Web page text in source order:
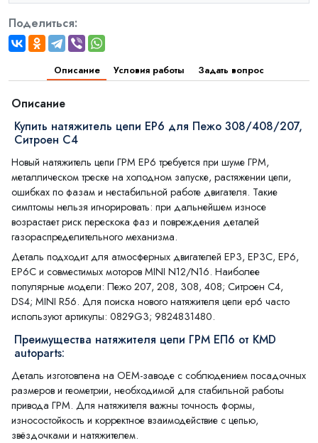
Поделиться:
Описание Условия работы Задать вопрос
Описание
Купить натяжитель цепи ЕР6 для Пежо 308/408/207,
Ситроен С4
Новый натяжитель цепи ГРМ EP6 требуется при шуме ГРМ,
металлическом треске на холодном запуске, растяжении цепи,
ошибках по фазам и нестабильной работе двигателя. Такие
симптомы нельзя игнорировать: при дальнейшем износе
возрастает риск перескока фаз и повреждения деталей
газораспределительного механизма.
Деталь подходит для атмосферных двигателей EP3, EP3C, EP6,
EP6C и совместимых моторов MINI N12/N16. Наиболее
популярные модели: Пежо 207, 208, 308, 408; Ситроен С4,
DS4; MINI R56. Для поиска нового натяжителя цепи ep6 часто
используют артикулы: 0829G3; 9824831480.
Преимущества натяжителя цепи ГРМ ЕП6 от KMD
autoparts:
Деталь изготовлена на OEM-заводе с соблюдением посадочных
размеров и геометрии, необходимой для стабильной работы
привода ГРМ. Для натяжителя важны точность формы,
износостойкость и корректное взаимодействие с цепью,
звёздочками и натяжителем.